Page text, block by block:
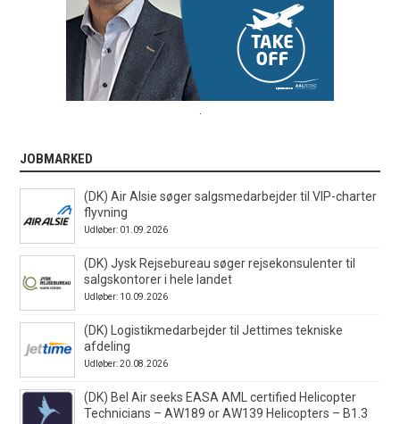
JOBMARKED
(DK) Air Alsie søger salgsmedarbejder til VIP-charter
flyvning
Udløber: 01.09.2026
(DK) Jysk Rejsebureau søger rejsekonsulenter til
salgskontorer i hele landet
Udløber: 10.09.2026
(DK) Logistikmedarbejder til Jettimes tekniske
afdeling
Udløber: 20.08.2026
(DK) Bel Air seeks EASA AML certified Helicopter
Technicians – AW189 or AW139 Helicopters – B1.3